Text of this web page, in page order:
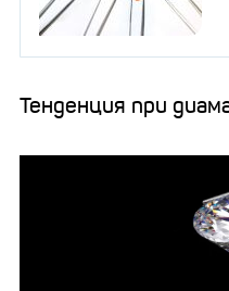
Тенденция при